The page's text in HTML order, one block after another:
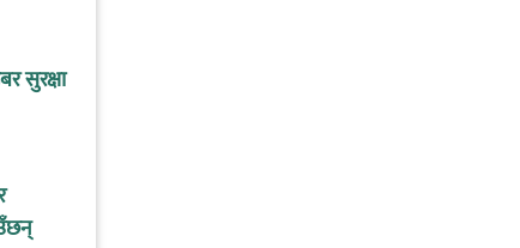
सुरक्षा